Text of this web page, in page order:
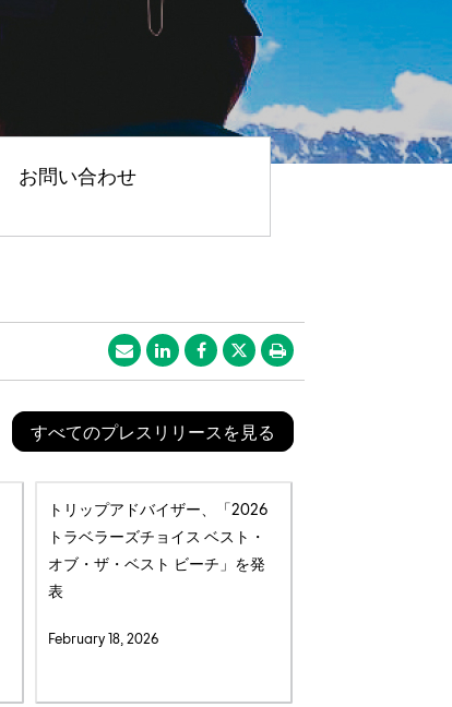
お問い合わせ
すべてのプレスリリースを見る
トリップアドバイザー、「2026
トラベラーズチョイス ベスト・
オブ・ザ・ベスト ビーチ」を発
表
February 18, 2026